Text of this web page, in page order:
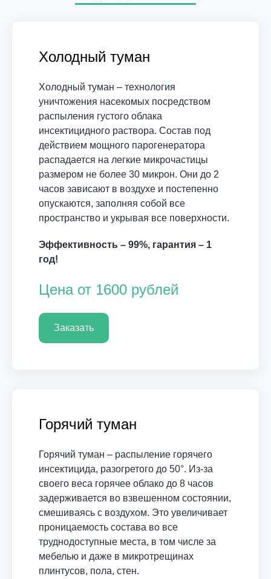
Холодный туман
Холодный туман – технология
уничтожения насекомых посредством
распыления густого облака
инсектицидного раствора. Состав под
действием мощного парогенератора
распадается на легкие микрочастицы
размером не более 30 микрон. Они до 2
часов зависают в воздухе и постепенно
опускаются, заполняя собой все
пространство и укрывая все поверхности.
Эффективность – 99%, гарантия – 1
год!
Цена от 1600 рублей
Заказать
Горячий туман
Горячий туман – распыление горячего
инсектицида, разогретого до 50°. Из-за
своего веса горячее облако до 8 часов
задерживается во взвешенном состоянии,
смешиваясь с воздухом. Это увеличивает
проницаемость состава во все
труднодоступные места, в том числе за
мебелью и даже в микротрещинах
плинтусов, пола, стен.